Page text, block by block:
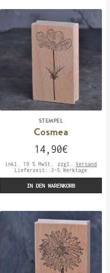
STEMPEL
Cosmea
14,90€
inkl. 19 % MwSt. zzgl.Versand
Lieferzeit: 3-5 Werktage
IN DEN WARENKORB